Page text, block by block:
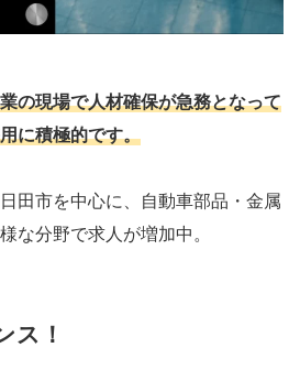
の現場で人材確保が急務となって
に積極的です。
田市を中心に、自動車部品・金属
な分野で求人が増加中。
ス！